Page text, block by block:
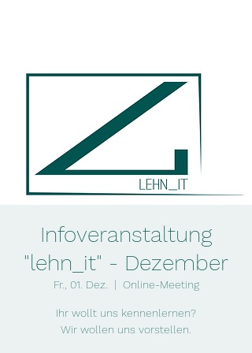
Infoveranstaltung
"lehn_it" - Dezember
Fr., 01. Dez.
  |
Online-Meeting
Ihr wollt uns kennenlernen?
Wir wollen uns vorstellen.